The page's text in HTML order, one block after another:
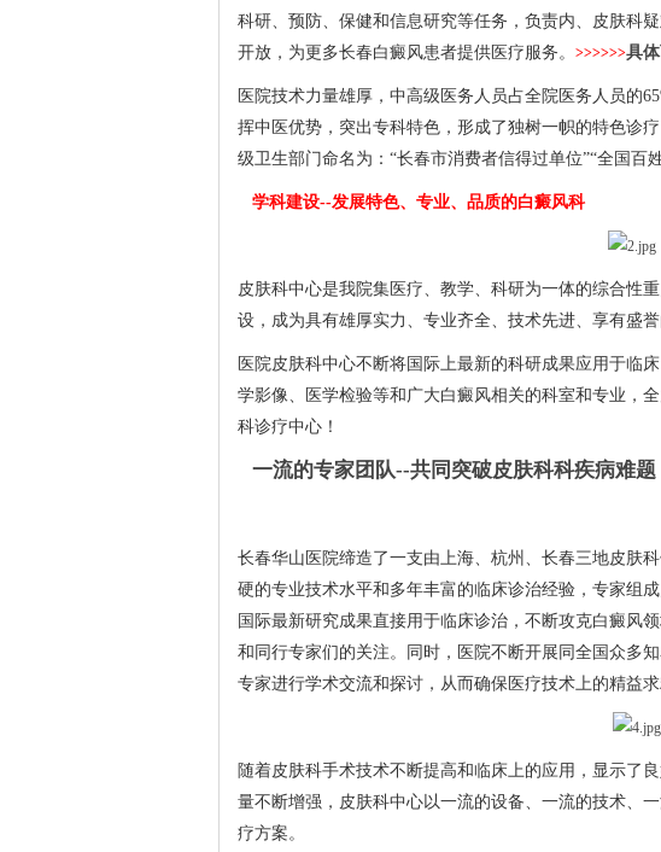
科研、预防、保健和信息研究等任务，负责内、皮肤科
开放，为更多长春白癜风患者提供医疗服务。 >>>>>>具
医院技术力量雄厚，中高级医务人员占全院医务人员的
挥中医优势，突出专科特色，形成了独树一帜的特色诊
级卫生部门命名为：“长春市消费者信得过单位”“全国百
学科建设--发展特色、专业、品质的白癜风科
皮肤科中心是我院集医疗、教学、科研为一体的综合性
设，成为具有雄厚实力、专业齐全、技术先进、享有盛誉
医院皮肤科中心不断将国际上最新的科研成果应用于临
学影像、医学检验等和广大白癜风相关的科室和专业，
科诊疗中心！
一流的专家团队--共同突破皮肤科科疾病难题
长春华山医院缔造了一支由上海、杭州、长春三地皮肤
硬的专业技术水平和多年丰富的临床诊治经验，专家组
国际最新研究成果直接用于临床诊治，不断攻克白癜风
和同行专家们的关注。同时，医院不断开展同全国众多
专家进行学术交流和探讨，从而确保医疗技术上的精益
随着皮肤科手术技术不断提高和临床上的应用，显示了
量不断增强，皮肤科中心以一流的设备、一流的技术、
疗方案。
▲门诊案例库编号：X121142
▲主诉：颈部白斑一年
详情>>
▲门诊案例库编号：X011122▲主
年▲现病史：患者曾……
详情>>